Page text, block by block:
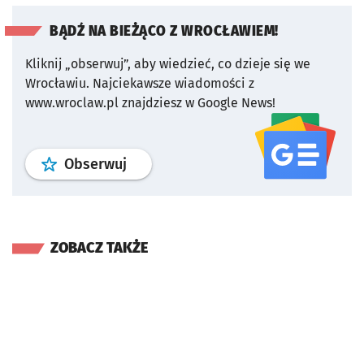
BĄDŹ NA BIEŻĄCO Z WROCŁAWIEM!
Kliknij „obserwuj”, aby wiedzieć, co dzieje się we
Wrocławiu. Najciekawsze wiadomości z
www.wroclaw.pl znajdziesz w Google News!
Obserwuj profil serwisu
ZOBACZ TAKŻE